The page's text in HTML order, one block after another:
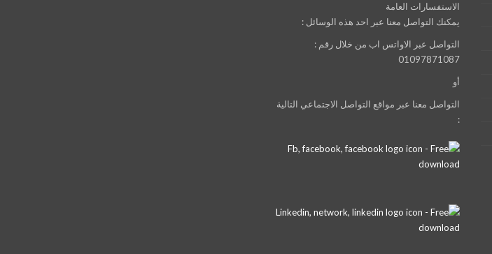
الاستفسارات العامة
يمكنك التواصل معنا عبر احد هذه الوسائل :
التواصل عبر الاواتس اب من خلال رقم :
01097871087
أو
التواصل معنا عبر مواقع التواصل الاجتماعي التالية
: